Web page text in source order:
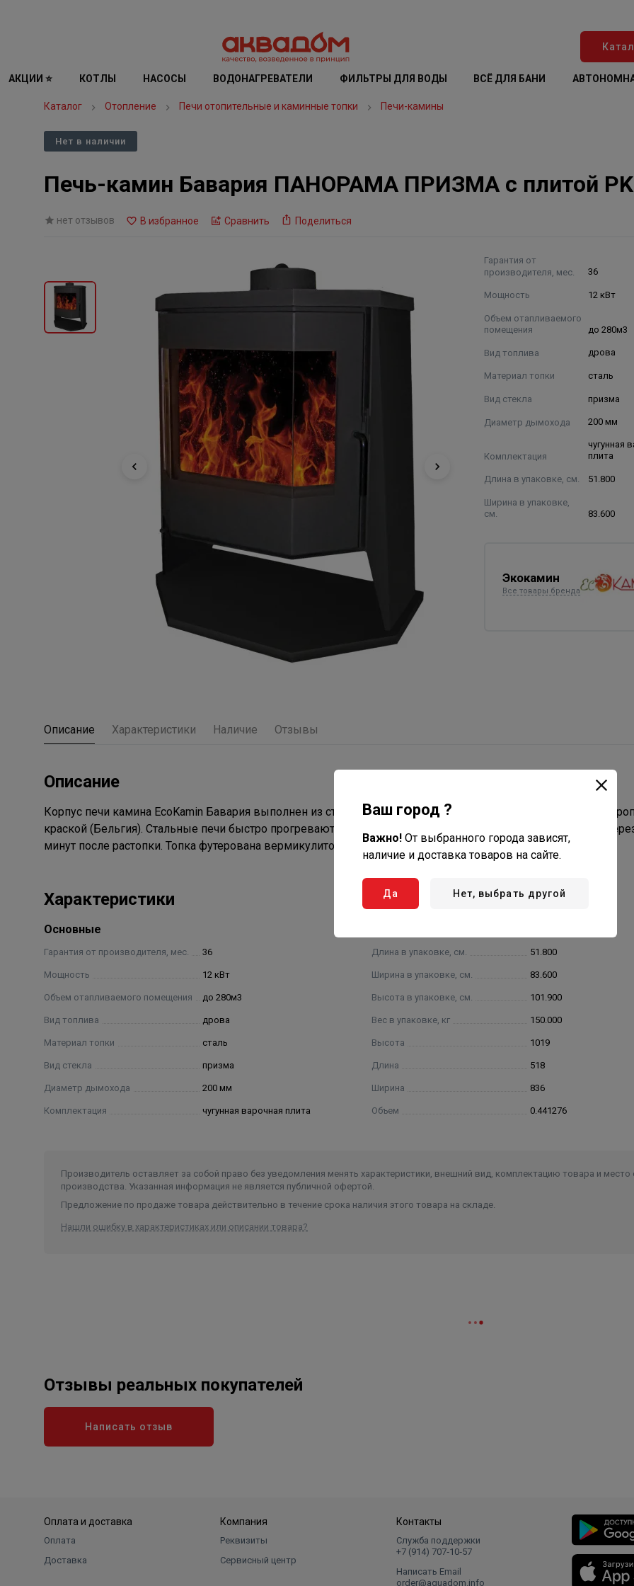
АКЦИИ ⭐ КОТЛЫ НАСОСЫ ВОДОНАГРЕВАТЕЛИ ФИЛЬТРЫ ДЛЯ ВОДЫ ВСЁ ДЛЯ БАНИ
Каталог Отопление Печи отопительные и каминные топки Печи-камины
Нет в наличии
Печь-камин Бавария ПАНОРАМА ПРИЗМА с плитой
нет отзывов В избранное Сравнить Поделиться
Гарантия от
производителя, мес.
36
Мощность 12 кВт
Объем отапливаемого
помещения
до 280м3
Вид топлива дрова
Материал топки сталь
Вид стекла призма
Диаметр дымохода 200 мм
Комплектация
чугунная
плита
Длина в упаковке, см. 51.800
Ширина в упаковке,
см.
83.600
Экокамин
Все товары бренда
Описание Характеристики Наличие Отзывы
Описание
Корпус печи камина EcoKamin Бавария выполнен из стали с чугунной варочной поверхностью и покрыт
краской (Бельгия). Стальные печи быстро прогревают воздух в помещении. Начинают давать тепло уже
минут после растопки. Топка футерована вермикулитом.
Характеристики
Основные
Гарантия от производителя, мес. 36
Мощность 12 кВт
Объем отапливаемого помещения до 280м3
Вид топлива дрова
Материал топки сталь
Вид стекла призма
Диаметр дымохода 200 мм
Комплектация чугунная варочная плита
Длина в упаковке, см. 51.800
Ширина в упаковке, см. 83.600
Высота в упаковке, см. 101.900
Вес в упаковке, кг 150.000
Высота 1019
Длина 518
Ширина 836
Объем 0.441276
Производитель оставляет за собой право без уведомления менять характеристики, внешний вид, комплектацию товара и место
производства. Указанная информация не является публичной офертой.
Предложение по продаже товара действительно в течение срока наличия этого товара на складе.
Нашли ошибку в характеристиках или описании товара?
Отзывы реальных покупателей
Написать отзыв
Оплата и доставка
Оплата
Доставка
Компания
Реквизиты
Сервисный центр
Контакты
Служба поддержки
+7 (914) 707‑10‑57
Написать Email
order@aquadom.info
Ваш город ?
Важно! От выбранного города зависят,
наличие и доставка товаров на сайте.
Да Нет, выбрать другой